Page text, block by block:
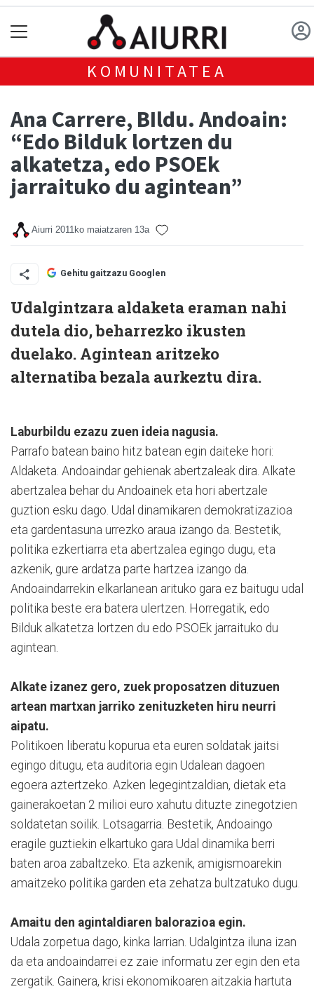
KOMUNITATEA
Ana Carrere, BIldu. Andoain:
“Edo Bilduk lortzen du
alkatetza, edo PSOEk
jarraituko du agintean”
Aiurri 2011ko maiatzaren 13a
Gehitu gaitzazu Googlen
Udalgintzara aldaketa eraman nahi
dutela dio, beharrezko ikusten
duelako. Agintean aritzeko
alternatiba bezala aurkeztu dira.
Laburbildu ezazu zuen ideia nagusia.
Parrafo batean baino hitz batean egin daiteke hori:
Aldaketa. Andoaindar gehienak abertzaleak dira. Alkate
abertzalea behar du Andoainek eta hori abertzale
guztion esku dago. Udal dinamikaren demokratizazioa
eta gardentasuna urrezko araua izango da. Bestetik,
politika ezkertiarra eta abertzalea egingo dugu, eta
azkenik, gure ardatza parte hartzea izango da.
Andoaindarrekin elkarlanean arituko gara ez baitugu udal
politika beste era batera ulertzen. Horregatik, edo
Bilduk alkatetza lortzen du edo PSOEk jarraituko du
agintean.
Alkate izanez gero, zuek proposatzen dituzuen
artean martxan jarriko zenituzketen hiru neurri
aipatu.
Politikoen liberatu kopurua eta euren soldatak jaitsi
egingo ditugu, eta auditoria egin Udalean dagoen
egoera aztertzeko. Azken legegintzaldian, dietak eta
gainerakoetan 2 milioi euro xahutu dituzte zinegotzien
soldatetan soilik. Lotsagarria. Bestetik, Andoaingo
eragile guztiekin elkartuko gara Udal dinamika berri
baten aroa zabaltzeko. Eta azkenik, amigismoarekin
amaitzeko politika garden eta zehatza bultzatuko dugu.
Amaitu den agintaldiaren balorazioa egin.
Udala zorpetua dago, kinka larrian. Udalgintza iluna izan
da eta andoaindarrei ez zaie informatu zer egin den eta
zergatik. Gainera, krisi ekonomikoaren aitzakia hartuta